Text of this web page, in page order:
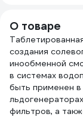
О товаре
создания
инообменной
в системах
быть применен
фильтров, а